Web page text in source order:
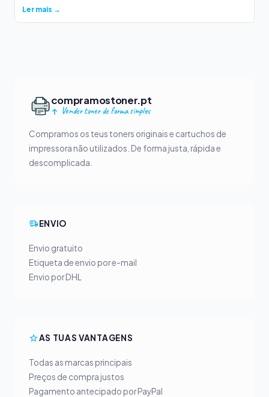
Ler mais →
compramostoner.pt
Vender toner de forma simples
Compramos os teus toners originais e cartuchos de
impressora não utilizados. De forma justa, rápida e
descomplicada.
ENVIO
Envio gratuito
Etiqueta de envio por e-mail
Envio por DHL
AS TUAS VANTAGENS
Todas as marcas principais
Preços de compra justos
Pagamento antecipado por PayPal